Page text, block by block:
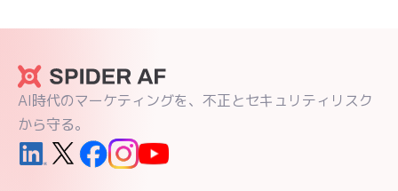
AI時代のマーケティングを、不正とセキュリティリスク
から守る。